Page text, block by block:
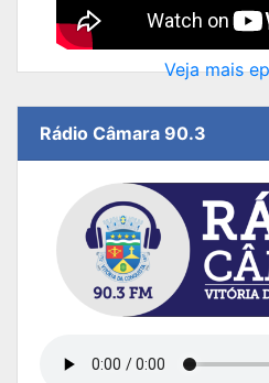
Veja mais
Rádio Câmara 90.3